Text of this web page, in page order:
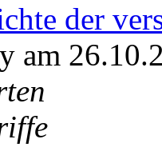
der
am